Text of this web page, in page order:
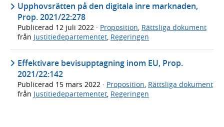
Upphovsrätten på den digitala inre marknaden,
Prop. 2021/22:278
Publicerad 12 juli 2022 · Proposition, Rättsliga dokument
från Justitiedepartementet, Regeringen
Effektivare bevisupptagning inom EU, Prop.
2021/22:142
Publicerad 15 mars 2022 · Proposition, Rättsliga dokument
från Justitiedepartementet, Regeringen